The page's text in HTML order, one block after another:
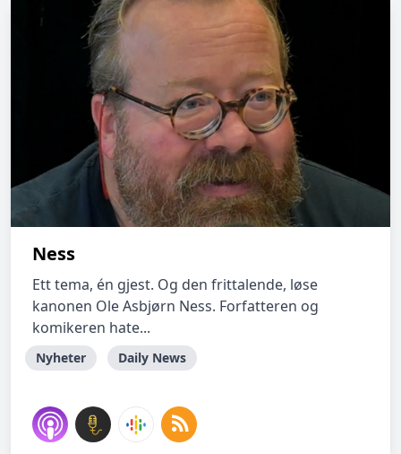
Ness
Ett tema, én gjest. Og den frittalende, løse
kanonen Ole Asbjørn Ness. Forfatteren og
komikeren hate...
Nyheter Daily News